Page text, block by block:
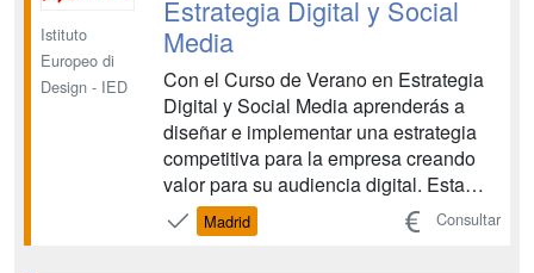
Istituto
Europeo di
Design - IED
Estrategia Digital y Social
Media
Con el Curso de Verano en Estrategia
Digital y Social Media aprenderás a
diseñar e implementar una estrategia
competitiva para la empresa creando
valor para su audiencia digital. Esta
formación te acompañará en cada paso
del proceso: desde la definición de
Madrid Consultar